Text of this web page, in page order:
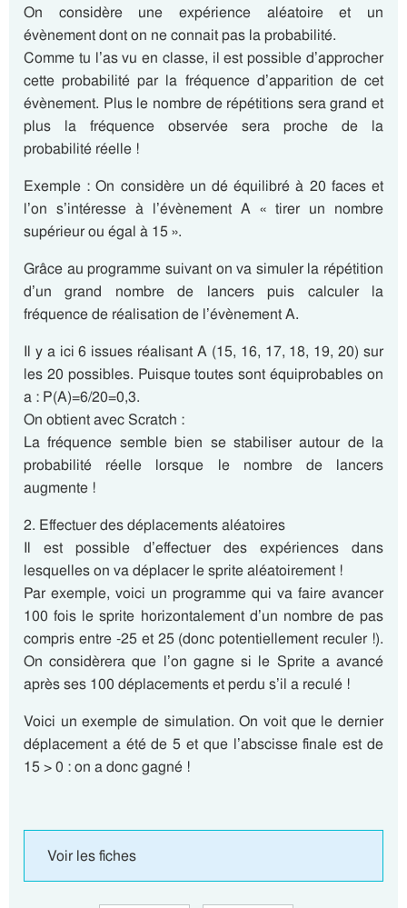
On considère une expérience aléatoire et un
évènement dont on ne connait pas la probabilité.
Comme tu l’as vu en classe, il est possible d’approcher
cette probabilité par la fréquence d’apparition de cet
évènement. Plus le nombre de répétitions sera grand et
plus la fréquence observée sera proche de la
probabilité réelle !
Exemple : On considère un dé équilibré à 20 faces et
l’on s’intéresse à l’évènement A « tirer un nombre
supérieur ou égal à 15 ».
Grâce au programme suivant on va simuler la répétition
d’un grand nombre de lancers puis calculer la
fréquence de réalisation de l’évènement A.
Il y a ici 6 issues réalisant A (15, 16, 17, 18, 19, 20) sur
les 20 possibles. Puisque toutes sont équiprobables on
a : P(A)=6/20=0,3.
On obtient avec Scratch :
La fréquence semble bien se stabiliser autour de la
probabilité réelle lorsque le nombre de lancers
augmente !
2. Effectuer des déplacements aléatoires
Il est possible d’effectuer des expériences dans
lesquelles on va déplacer le sprite aléatoirement !
Par exemple, voici un programme qui va faire avancer
100 fois le sprite horizontalement d’un nombre de pas
compris entre -25 et 25 (donc potentiellement reculer !).
On considèrera que l’on gagne si le Sprite a avancé
après ses 100 déplacements et perdu s’il a reculé !
Voici un exemple de simulation. On voit que le dernier
déplacement a été de 5 et que l’abscisse finale est de
15 > 0 : on a donc gagné !
Voir les fiches